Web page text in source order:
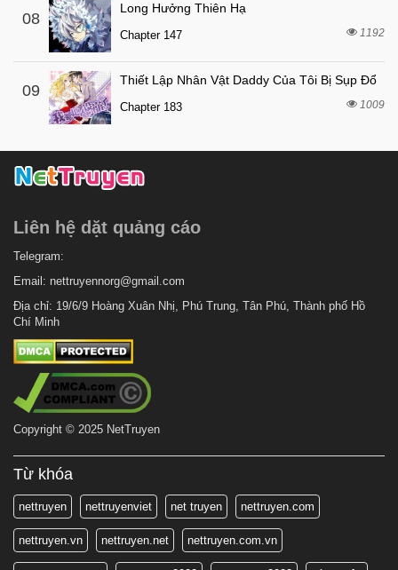
08
Long Hưởng Thiên Hạ
Chapter 147 1192
09
Thiết Lập Nhân Vật Daddy Của Tôi Bị Sụp Đổ
Chapter 183 1009
Liên hệ dặt quảng cáo
Telegram:
Email: nettruyennorg@gmail.com
Địa chỉ: 19/6/9 Hoàng Xuân Nhị, Phú Trung, Tân Phú, Thành phố Hồ
Chí Minh
Copyright © 2025 NetTruyen
Từ khóa
nettruyen nettruyenviet net truyen nettruyen.com
nettruyen.vn nettruyen.net nettruyen.com.vn